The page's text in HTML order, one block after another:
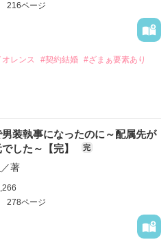
216ページ
レンス #契約結婚 #ざまぁ要素あり
業で失敗ばかり。
ヴィア・ディルムーンは、母が
なり稼ごうと屋敷を飛び出し
ビンタしてくる謎の男。
きや……契約結婚だった！？
をつけており、謎が多いが幸せ
に一方的に敵視され、嫌がらせを
装執事になったのに～配属先が
した～【完】
完
／著
278ページ